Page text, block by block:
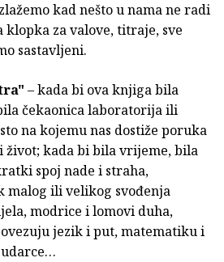
kad nešto u nama ne radi
klopka za valove, titraje, sve
sastavljeni.
– kada bi ova knjiga bila
čekaonica laboratorija ili
na kojemu nas dostiže poruka
život; kada bi bila vrijeme, bila
spoj nade i straha,
ili velikog svođenja
modrice i lomovi duha,
jezik i put, matematiku i